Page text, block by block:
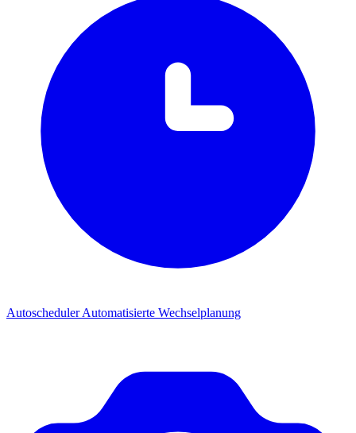
AutoschedulerAutomatisierte Wechselplanung